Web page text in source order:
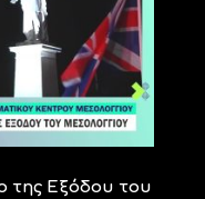
της Εξόδου του